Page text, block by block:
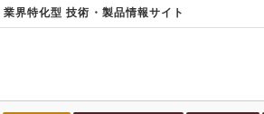
業界特化型 技術・製品情報サイト